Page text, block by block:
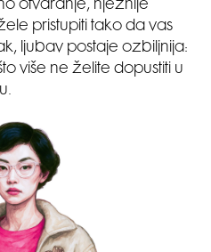
otvaranje, nježnije
pristupiti tako da vas
ljubav postaje ozbiljnija:
više ne želite dopustiti u